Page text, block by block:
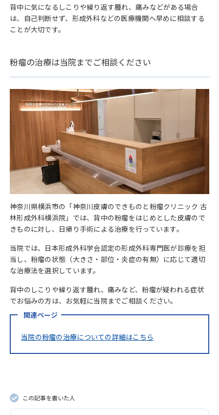
背中に気になるしこりや繰り返す腫れ、痛みなどがある場合
は、自己判断せず、形成外科などの医療機関へ早めに相談する
ことが大切です。
粉瘤の治療は当院までご相談ください
神奈川県横浜市の「神奈川皮膚のできものと粉瘤クリニック 古
林形成外科横浜院」では、背中の粉瘤をはじめとした皮膚ので
きものに対し、日帰り手術による治療を行っています。
当院では、日本形成外科学会認定の形成外科専門医が診療を担
当し、粉瘤の状態（大きさ・部位・炎症の有無）に応じて適切
な治療法を選択しています。
背中のしこりや繰り返す腫れ、痛みなど、粉瘤が疑われる症状
でお悩みの方は、お気軽に当院までご相談ください。
関連ページ
当院の粉瘤の治療についての詳細はこちら
この記事を書いた人